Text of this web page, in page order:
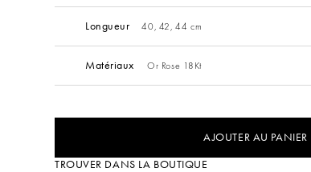
Longueur 40, 42, 44 cm
Matériaux Or Rose 18Kt
AJOUTER AU PANIER
TROUVER DANS LA BOUTIQUE